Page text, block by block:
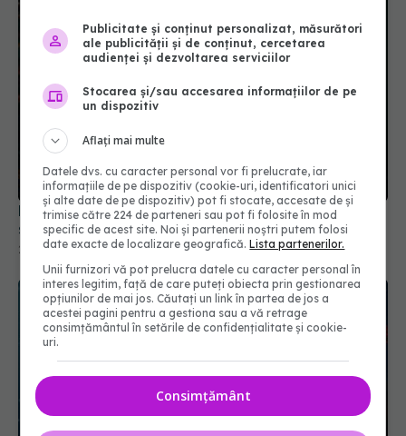
Focare de gripă aviară H5N1. Care sunt riscurile
să se transmită la oameni
26 aug 2025, 21:44
Publicitate și conținut personalizat, măsurători
ale publicității și de conținut, cercetarea
audienței și dezvoltarea serviciilor
Stocarea și/sau accesarea informațiilor de pe
un dispozitiv
Aflați mai multe
Datele dvs. cu caracter personal vor fi prelucrate, iar
informațiile de pe dispozitiv (cookie-uri, identificatori unici
și alte date de pe dispozitiv) pot fi stocate, accesate de și
trimise către 224 de parteneri sau pot fi folosite în mod
specific de acest site. Noi și partenerii noștri putem folosi
date exacte de localizare geografică.Lista partenerilor.
Unii furnizori vă pot prelucra datele cu caracter personal în
interes legitim, față de care puteți obiecta prin gestionarea
opțiunilor de mai jos. Căutați un link în partea de jos a
acestei pagini pentru a gestiona sau a vă retrage
consimțământul în setările de confidențialitate și cookie-
uri.
Consimțământ